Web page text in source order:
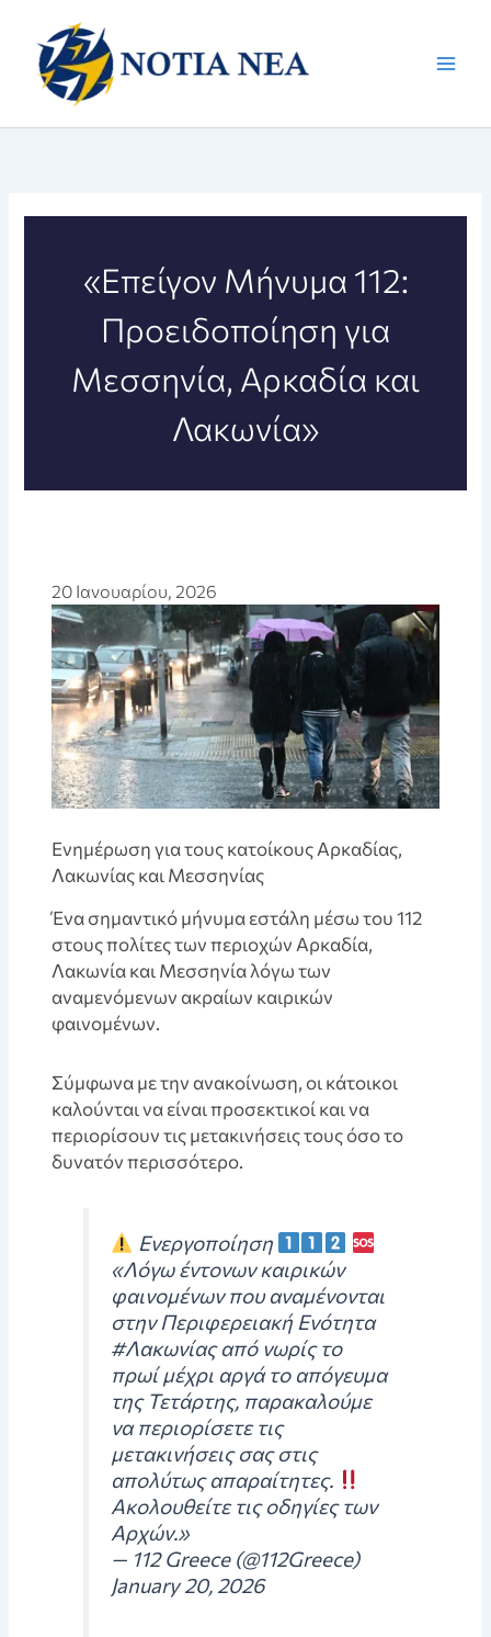
περιεχόμενο
«Επείγον Μήνυμα 112:
Προειδοποίηση για
Μεσσηνία, Αρκαδία και
Λακωνία»
20 Ιανουαρίου, 2026
Ενημέρωση για τους κατοίκους Αρκαδίας,
Λακωνίας και Μεσσηνίας
Ένα σημαντικό μήνυμα εστάλη μέσω του 112
στους πολίτες των περιοχών Αρκαδία,
Λακωνία και Μεσσηνία λόγω των
αναμενόμενων ακραίων καιρικών
φαινομένων.
Σύμφωνα με την ανακοίνωση, οι κάτοικοι
καλούνται να είναι προσεκτικοί και να
περιορίσουν τις μετακινήσεις τους όσο το
δυνατόν περισσότερο.
Ενεργοποίηση
«Λόγω έντονων καιρικών
φαινομένων που αναμένονται
στην Περιφερειακή Ενότητα
#Λακωνίας από νωρίς το
πρωί μέχρι αργά το απόγευμα
της Τετάρτης, παρακαλούμε
να περιορίσετε τις
μετακινήσεις σας στις
απολύτως απαραίτητες.
Ακολουθείτε τις οδηγίες των
Αρχών.»
— 112 Greece (@112Greece)
January 20, 2026